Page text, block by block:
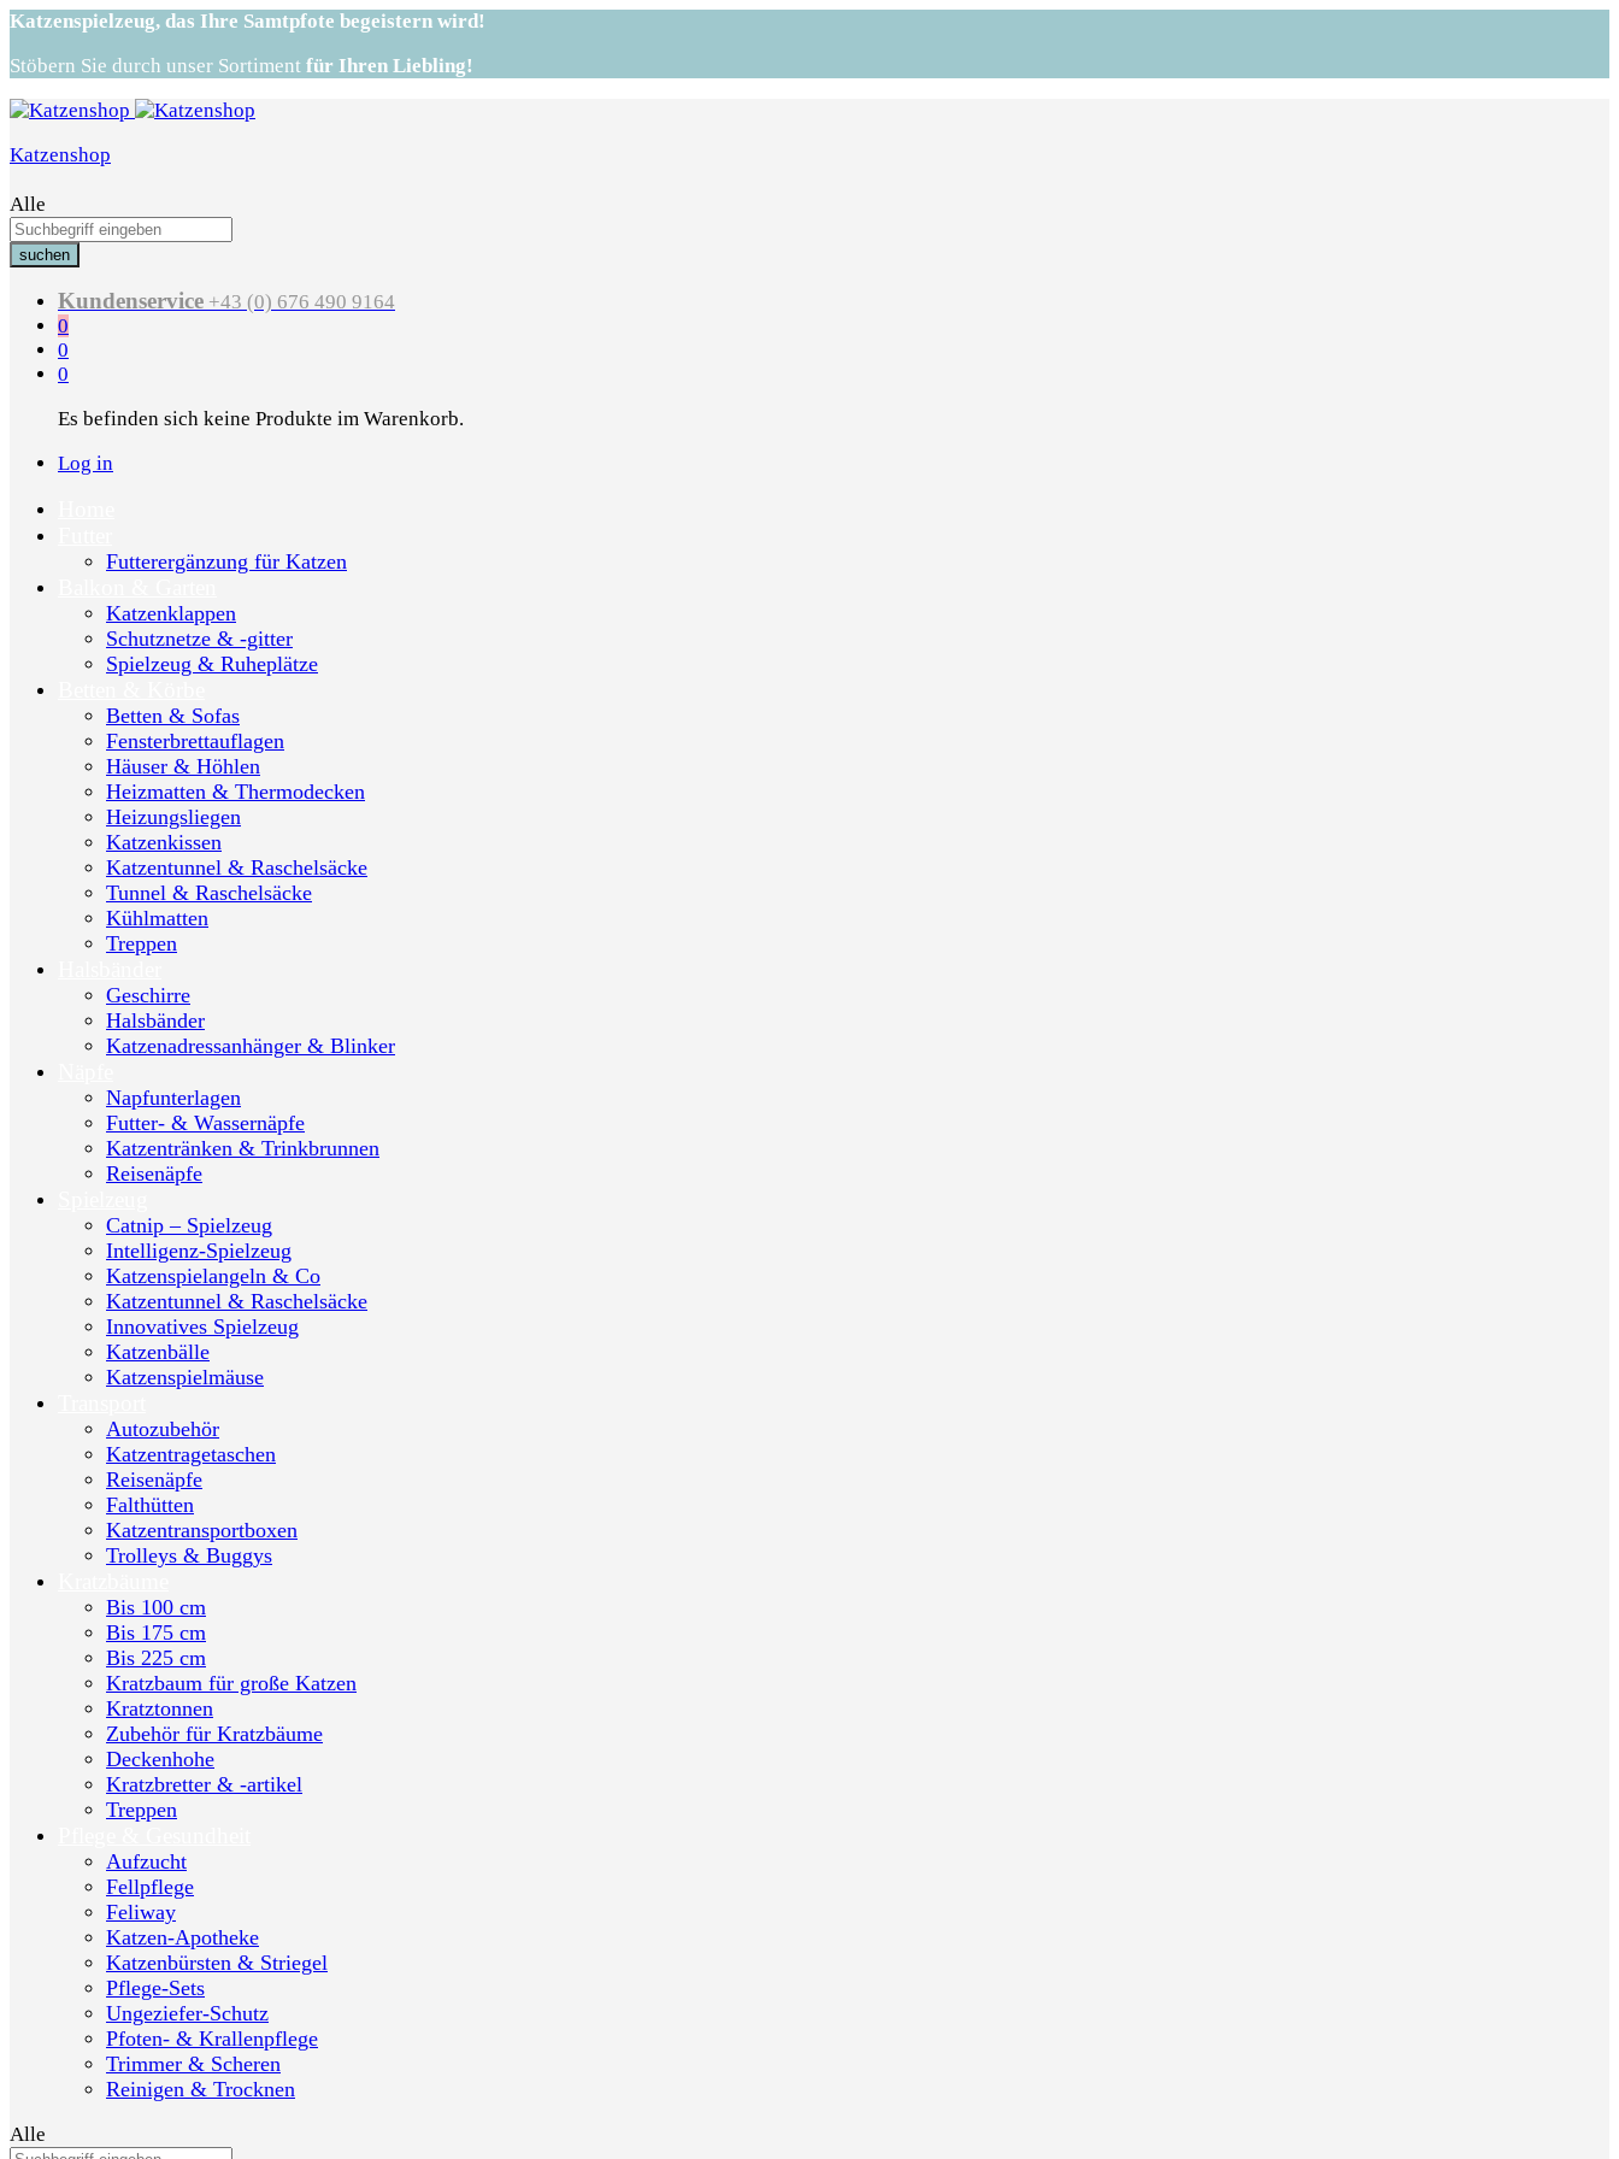
Katzenspielzeug, das Ihre Samtpfote begeistern wird!
Stöbern Sie durch unser Sortiment für Ihren Liebling!
Katzenshop
Alle
suchen
Kundenservice +43 (0) 676 490 9164
0
0
0
Es befinden sich keine Produkte im Warenkorb.
Log in
Futterergänzung für Katzen
Katzenklappen
Schutznetze & -gitter
Spielzeug & Ruheplätze
Betten & Sofas
Fensterbrettauflagen
Häuser & Höhlen
Heizmatten & Thermodecken
Heizungsliegen
Katzenkissen
Katzentunnel & Raschelsäcke
Tunnel & Raschelsäcke
Kühlmatten
Treppen
Geschirre
Halsbänder
Katzenadressanhänger & Blinker
Napfunterlagen
Futter- & Wassernäpfe
Katzentränken & Trinkbrunnen
Reisenäpfe
Catnip – Spielzeug
Intelligenz-Spielzeug
Katzenspielangeln & Co
Katzentunnel & Raschelsäcke
Innovatives Spielzeug
Katzenbälle
Katzenspielmäuse
Autozubehör
Katzentragetaschen
Reisenäpfe
Falthütten
Katzentransportboxen
Trolleys & Buggys
Bis 100 cm
Bis 175 cm
Bis 225 cm
Kratzbaum für große Katzen
Kratztonnen
Zubehör für Kratzbäume
Deckenhohe
Kratzbretter & -artikel
Treppen
Aufzucht
Fellpflege
Feliway
Katzen-Apotheke
Katzenbürsten & Striegel
Pflege-Sets
Ungeziefer-Schutz
Pfoten- & Krallenpflege
Trimmer & Scheren
Reinigen & Trocknen
Alle